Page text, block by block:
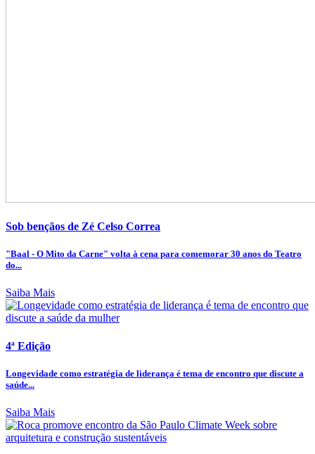
Sob bençãos de Zé Celso Correa
"Baal - O Mito da Carne" volta à cena para comemorar 30 anos do Teatro
do...
Saiba Mais
4ª Edição
Longevidade como estratégia de liderança é tema de encontro que discute a
saúde...
Saiba Mais